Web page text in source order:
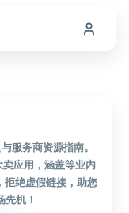
服务商资源指南。
应用，涵盖等业内
拒绝虚假链接，助您
机！